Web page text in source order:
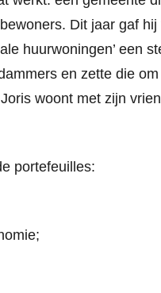
Dit jaar gaf hij
huurwoningen’ een
en zette die om
woont met zijn
portefeuilles: